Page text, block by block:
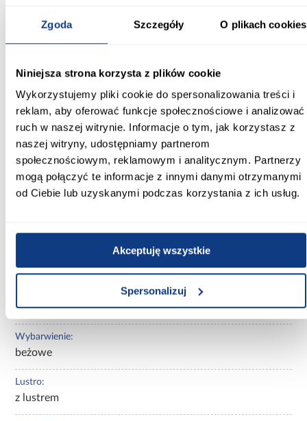
Zgoda Szczegóły O plikach cookies
Niniejsza strona korzysta z plików cookie
Wykorzystujemy pliki cookie do spersonalizowania treści i
reklam, aby oferować funkcje społecznościowe i analizować
ruch w naszej witrynie. Informacje o tym, jak korzystasz z
naszej witryny, udostępniamy partnerom
społecznościowym, reklamowym i analitycznym. Partnerzy
mogą połączyć te informacje z innymi danymi otrzymanymi
od Ciebie lub uzyskanymi podczas korzystania z ich usług.
Akceptuję wszystkie
Spersonalizuj
estetyczne rozwiązanie, które łączy dużą pojemność, nowoczesny
Informacje Transport Informacje o
Szerokość [cm]:
200.00
Głębokość [cm]:
kaszmir
Wybarwienie:
beżowe
Lustro:
z lustrem